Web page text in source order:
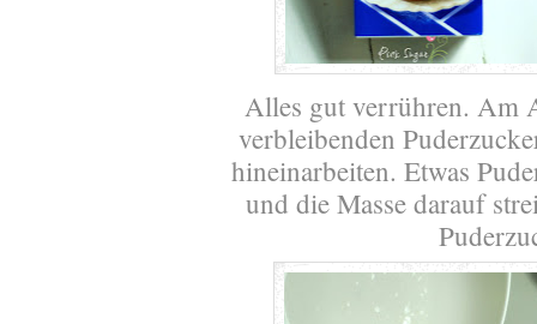
Alles gut verrühren. Am
verbleibenden
hineinarbeiten. Etwas
und die Masse darauf